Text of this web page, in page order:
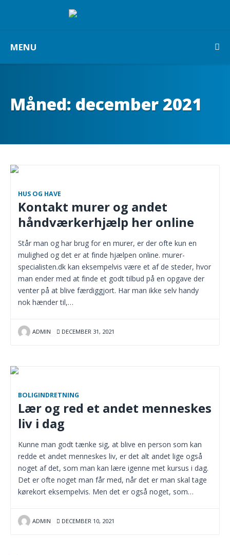
MENU
Måned: december 2021
HUS OG HAVE
Kontakt murer og andet
håndværkerhjælp her online
Står man og har brug for en murer, er der ofte kun en
mulighed og det er at finde hjælpen online. murer-
specialisten.dk kan eksempelvis være et af de steder, hvor
man ender med at finde et godt tilbud på en opgave der
venter på at blive færdiggjort. Har man ikke selv handy
nok hænder til,…
ADMIN DECEMBER 31, 2021
BOLIGINDRETNING
Lær og red et andet menneskes
liv i dag
Kunne man godt tænke sig, at blive en person som kan
redde et andet menneskes liv, er det alt andet lige også
noget af det, som man kan lære igenne met kursus i dag.
Det er ofte noget man får med, når det er man skal tage
kørekort eksempelvis. Men det er også noget, som…
ADMIN DECEMBER 10, 2021